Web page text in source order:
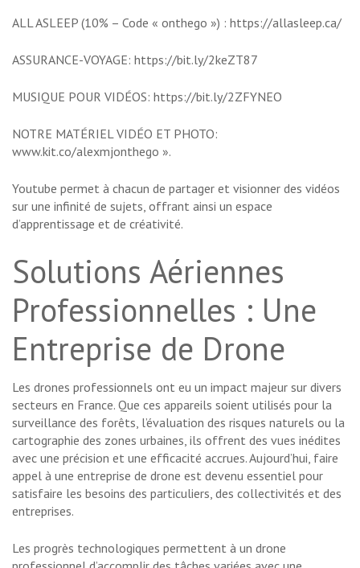
ALL ASLEEP (10% – Code « onthego ») : https://allasleep.ca/
ASSURANCE-VOYAGE: https://bit.ly/2keZT87
MUSIQUE POUR VIDÉOS: https://bit.ly/2ZFYNEO
NOTRE MATÉRIEL VIDÉO ET PHOTO:
www.kit.co/alexmjonthego ».
Youtube permet à chacun de partager et visionner des vidéos
sur une infinité de sujets, offrant ainsi un espace
d’apprentissage et de créativité.
Solutions Aériennes
Professionnelles : Une
Entreprise de Drone
Les drones professionnels ont eu un impact majeur sur divers
secteurs en France. Que ces appareils soient utilisés pour la
surveillance des forêts, l’évaluation des risques naturels ou la
cartographie des zones urbaines, ils offrent des vues inédites
avec une précision et une efficacité accrues. Aujourd’hui, faire
appel à une entreprise de drone est devenu essentiel pour
satisfaire les besoins des particuliers, des collectivités et des
entreprises.
Les progrès technologiques permettent à un drone